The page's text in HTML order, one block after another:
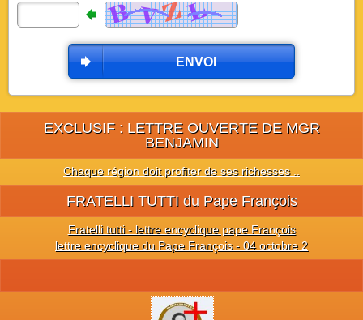
ENVOI
EXCLUSIF : LETTRE OUVERTE DE MGR
BENJAMIN
Chaque région doit profiter de ses richesses ..
FRATELLI TUTTI du Pape François
Fratelli tutti - lettre encyclique pape François
lettre encyclique du Pape François - 04 octobre 2